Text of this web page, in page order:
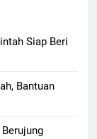
Siap Beri
Bantuan